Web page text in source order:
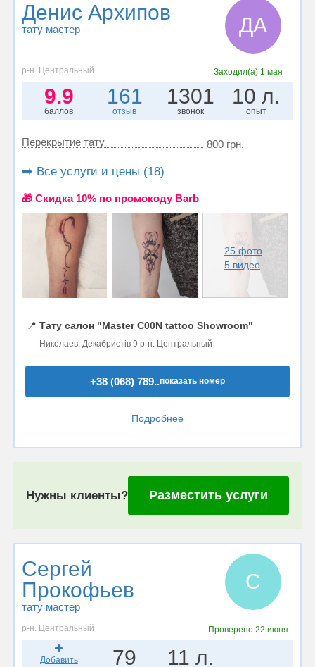
Денис Архипов
тату мастер ДА
р-н. Центральный Заходил(а) 1 мая
9.9
баллов
161
отзыв
1301
звонок
10 л.
опыт
Перекрытие тату 800 грн.
➡️ Все услуги и цены (18)
🎁 Cкидка 10% по промокоду Barb
25 фото
5 видео
📍 Тату салон "Master C00N tattoo Showroom"
Николаев, Декабристів 9 р-н. Центральный
+38 (068) 789..показать номер
Подробнее
Нужны клиенты? Разместить услуги
Сергей
Прокофьев
тату мастер
С
р-н. Центральный Проверено 22 июня
Добавить
79 11 л.